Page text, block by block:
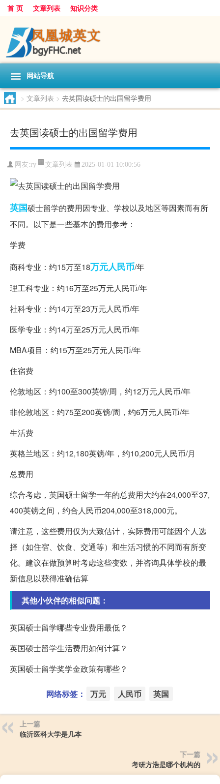
首 页 文章列表 知识分类
网站导航
> 文章列表 > 去英国读硕士的出国留学费用
去英国读硕士的出国留学费用
网友:ry 文章列表 2025-01-01 10:00:56
英国硕士留学的费用因专业、学校以及地区等因素而有所
不同。以下是一些基本的费用参考：
学费
商科专业：约15万至18万元人民币/年
理工科专业：约16万至25万元人民币/年
社科专业：约14万至23万元人民币/年
医学专业：约14万至25万元人民币/年
MBA项目：约15万至25万元人民币/年
住宿费
伦敦地区：约100至300英镑/周，约12万元人民币/年
非伦敦地区：约75至200英镑/周，约6万元人民币/年
生活费
英格兰地区：约12,180英镑/年，约10,200元人民币/月
总费用
综合考虑，英国硕士留学一年的总费用大约在24,000至37,
400英镑之间，约合人民币204,000至318,000元。
请注意，这些费用仅为大致估计，实际费用可能因个人选
择（如住宿、饮食、交通等）和生活习惯的不同而有所变
化。建议在做预算时考虑这些变数，并咨询具体学校的最
新信息以获得准确估算
其他小伙伴的相似问题：
英国硕士留学哪些专业费用最低？
英国硕士留学生活费用如何计算？
英国硕士留学奖学金政策有哪些？
网络标签： 万元 人民币 英国
上一篇
临沂医科大学是几本
下一篇
考研方浩是哪个机构的